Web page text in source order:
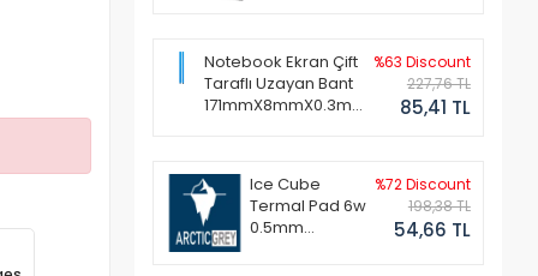
Notebook Ekran Çift
Taraflı Uzayan Bant
171mmX8mmX0.3mm
%63 Discount
227,76 TL
85,41 TL
Ice Cube
Termal Pad 6w
0.5mm
%72 Discount
198,38 TL
54,66 TL